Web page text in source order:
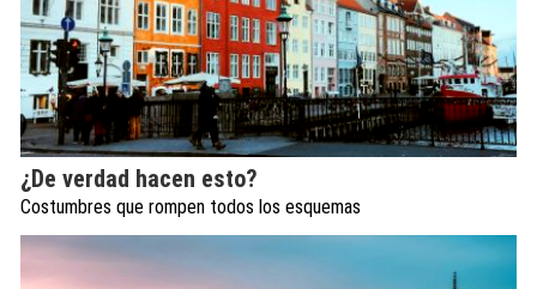
¿De verdad hacen esto?
Costumbres que rompen todos los esquemas